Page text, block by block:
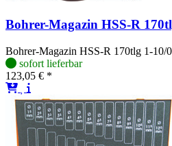
Bohrer-Magazin HSS-R
Bohrer-Magazin HSS-R 170tlg 1-10/
sofort lieferbar
123,05 € *